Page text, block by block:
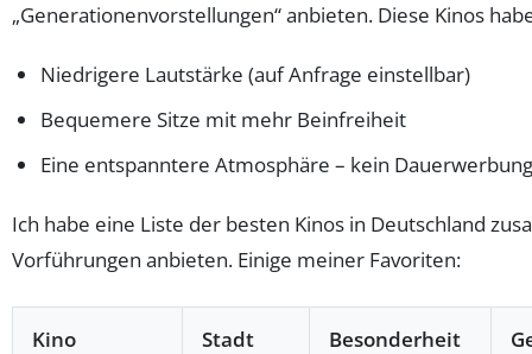
„Generationenvorstellungen“ anbieten. Diese Kinos
Niedrigere Lautstärke (auf Anfrage einstellbar)
Bequemere Sitze mit mehr Beinfreiheit
Eine entspanntere Atmosphäre – kein
Ich habe eine Liste der besten Kinos in Deutschland
Vorführungen anbieten. Einige meiner Favoriten:
Kino Stadt Besonderheit